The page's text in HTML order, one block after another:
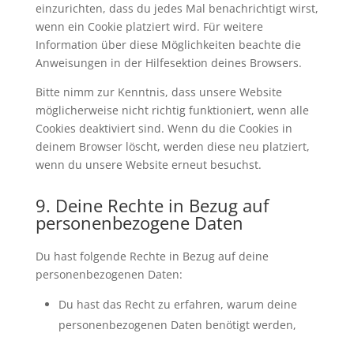
einzurichten, dass du jedes Mal benachrichtigt wirst,
wenn ein Cookie platziert wird. Für weitere
Information über diese Möglichkeiten beachte die
Anweisungen in der Hilfesektion deines Browsers.
Bitte nimm zur Kenntnis, dass unsere Website
möglicherweise nicht richtig funktioniert, wenn alle
Cookies deaktiviert sind. Wenn du die Cookies in
deinem Browser löscht, werden diese neu platziert,
wenn du unsere Website erneut besuchst.
9. Deine Rechte in Bezug auf
personenbezogene Daten
Du hast folgende Rechte in Bezug auf deine
personenbezogenen Daten:
Du hast das Recht zu erfahren, warum deine
personenbezogenen Daten benötigt werden,